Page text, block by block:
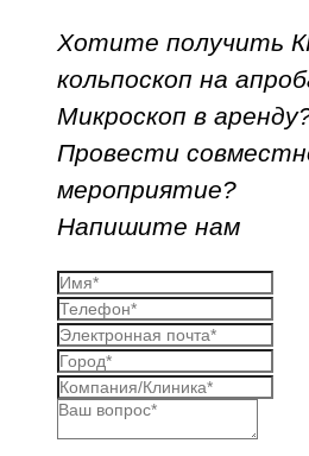
Хотите получить
кольпоскоп на
Микроскоп в
Провести
мероприятие?
Напишите нам